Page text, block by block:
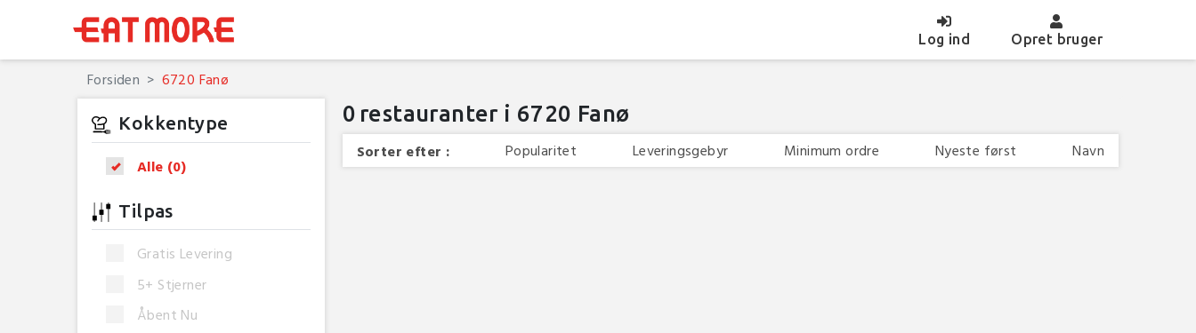
Log ind (current)Opret bruger
Forsiden 6720 Fanø
Kokkentype
Alle (0)
Tilpas
Gratis Levering
5+ Stjerner
Åbent Nu
0 restauranter i 6720 Fanø
Sorter efter : Popularitet Leveringsgebyr Minimum ordre Nyeste først Navn